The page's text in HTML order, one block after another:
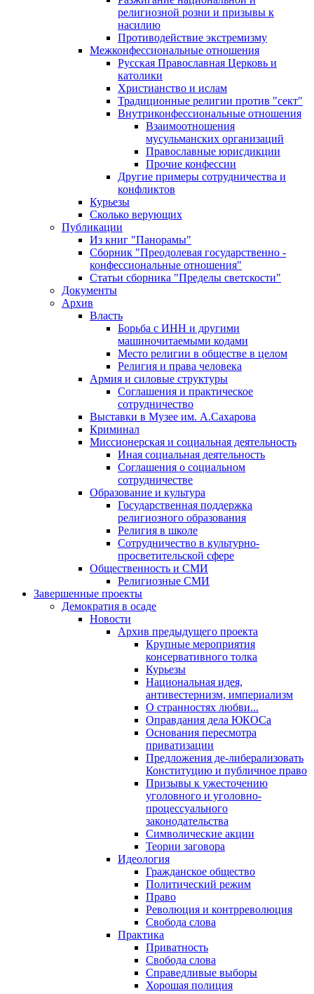
религиозной розни и призывы к
насилию
Противодействие экстремизму
Межконфессиональные отношения
Русская Православная Церковь и
католики
Христианство и ислам
Традиционные религии против "сект"
Внутриконфессиональные отношения
Взаимоотношения
мусульманских организаций
Православные юрисдикции
Прочие конфессии
Другие примеры сотрудничества и
конфликтов
Курьезы
Сколько верующих
Публикации
Из книг "Панорамы"
Сборник "Преодолевая государственно -
конфессиональные отношения"
Статьи сборника "Пределы светскости"
Документы
Архив
Власть
Борьба с ИНН и другими
машиночитаемыми кодами
Место религии в обществе в целом
Религия и права человека
Армия и силовые структуры
Соглашения и практическое
сотрудничество
Выставки в Музее им. А.Сахарова
Криминал
Миссионерская и социальная деятельность
Иная социальная деятельность
Соглашения о социальном
сотрудничестве
Образование и культура
Государственная поддержка
религиозного образования
Религия в школе
Сотрудничество в культурно-
просветительской сфере
Общественность и СМИ
Религиозные СМИ
Завершенные проекты
Демократия в осаде
Новости
Архив предыдущего проекта
Крупные мероприятия
консервативного толка
Курьезы
Национальная идея,
антивестернизм, империализм
О странностях любви...
Оправдания дела ЮКОСа
Основания пересмотра
приватизации
Предложения де-либерализовать
Конституцию и публичное право
Призывы к ужесточению
уголовного и уголовно-
процессуального
законодательства
Символические акции
Теории заговора
Идеология
Гражданское общество
Политический режим
Право
Революция и контрреволюция
Свобода слова
Практика
Приватность
Свобода слова
Справедливые выборы
Хорошая полиция